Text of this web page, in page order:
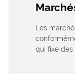
Les
qui fixe des